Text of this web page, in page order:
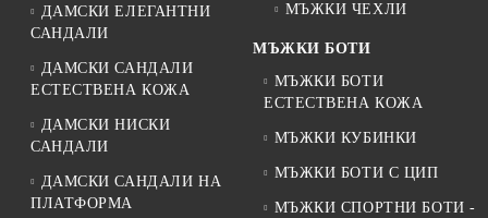
ДАМСКИ ЕЛЕГАНТНИ
САНДАЛИ
ДАМСКИ САНДАЛИ
ЕСТЕСТВЕНА КОЖА
ДАМСКИ НИСКИ
САНДАЛИ
ДАМСКИ САНДАЛИ НА
ПЛАТФОРМА
МЪЖКИ ЧЕХЛИ
МЪЖКИ БОТИ
МЪЖКИ БОТИ
ЕСТЕСТВЕНА КОЖА
МЪЖКИ КУБИНКИ
МЪЖКИ БОТИ С ЦИП
МЪЖКИ СПОРТНИ БОТИ -